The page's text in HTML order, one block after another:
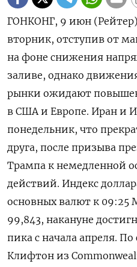
ГОНКОНГ, 9 июн (Рейтер)
вторник, отступив от
на фоне снижения
заливе, однако
рынки ожидают
в США и Европе. Иран и
понедельник, что
друга, после призыва
Трампа к немедленной
действий. Индекс
основных валют ⁠к 09:25
99,843, накануне
пика с начала ‌апреля.
Клифтон из